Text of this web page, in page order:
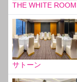
THE WHITE ROOM
サトーン